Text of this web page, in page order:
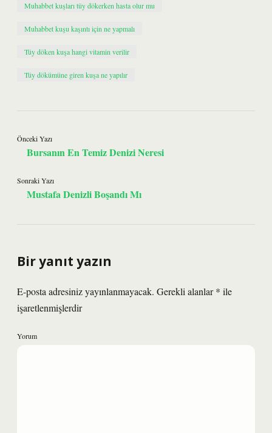
Muhabbet kuşları tüy dökerken hasta olur mu
Muhabbet kuşu kaşıntı için ne yapmalı
Tüy döken kuşa hangi vitamin verilir
Tüy dökümüne giren kuşa ne yapılır
Önceki Yazı
Bursanın En Temiz Denizi Neresi
Sonraki Yazı
Mustafa Denizli Boşandı Mı
Bir yanıt yazın
E-posta adresiniz yayınlanmayacak. Gerekli alanlar* ile
işaretlenmişlerdir
Yorum